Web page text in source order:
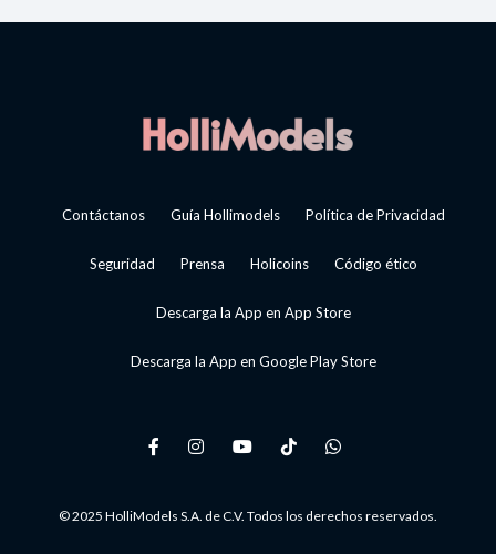
Contáctanos Guía Hollimodels Política de Privacidad
Seguridad Prensa Holicoins Código ético
Descarga la App en App Store
Descarga la App en Google Play Store
© 2025 HolliModels S.A. de C.V. Todos los derechos reservados.